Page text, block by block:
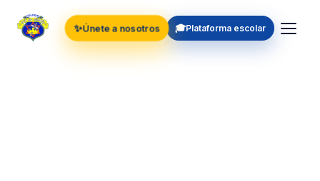
✨Únete a nosotros 🎓Plataforma escolar